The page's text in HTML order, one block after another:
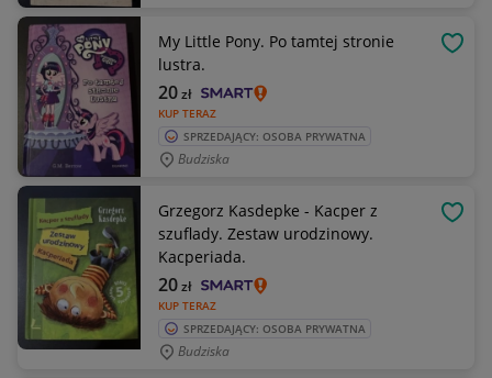
My Little Pony. Po tamtej stronie
lustra.
KUP TERAZ
20zł
SPRZEDAJĄCY: OSOBA PRYWATNA
Budziska
Grzegorz Kasdepke - Kacper z
szuflady. Zestaw urodzinowy.
Kacperiada.
KUP TERAZ
20zł
SPRZEDAJĄCY: OSOBA PRYWATNA
Budziska